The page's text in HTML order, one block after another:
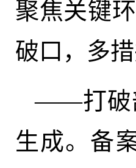
聚焦关键
破口，多
——打破
生成。备